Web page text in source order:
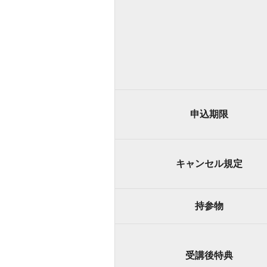
申込期限
キャンセル規定
持参物
受講後特典